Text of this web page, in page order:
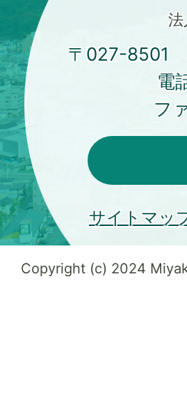
〒027-8501
電
フ
サイトマッ
Copyright (c) 2024